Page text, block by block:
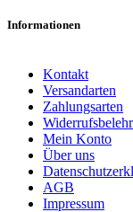
Informationen
Kontakt
Versandarten
Zahlungsarten
Mein Konto
Über uns
AGB
Impressum